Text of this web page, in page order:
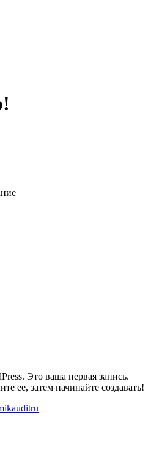
Это ваша первая запись.
ее, затем начинайте создавать!